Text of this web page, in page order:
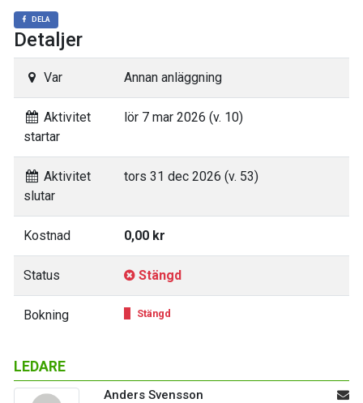
LEDARE
Anders Svensson
DELA
Detaljer
Var Annan anläggning
Aktivitet
startar
lör 7 mar 2026 (v. 10)
Aktivitet
slutar
tors 31 dec 2026 (v. 53)
Kostnad 0,00 kr
Status Stängd
Bokning Stängd